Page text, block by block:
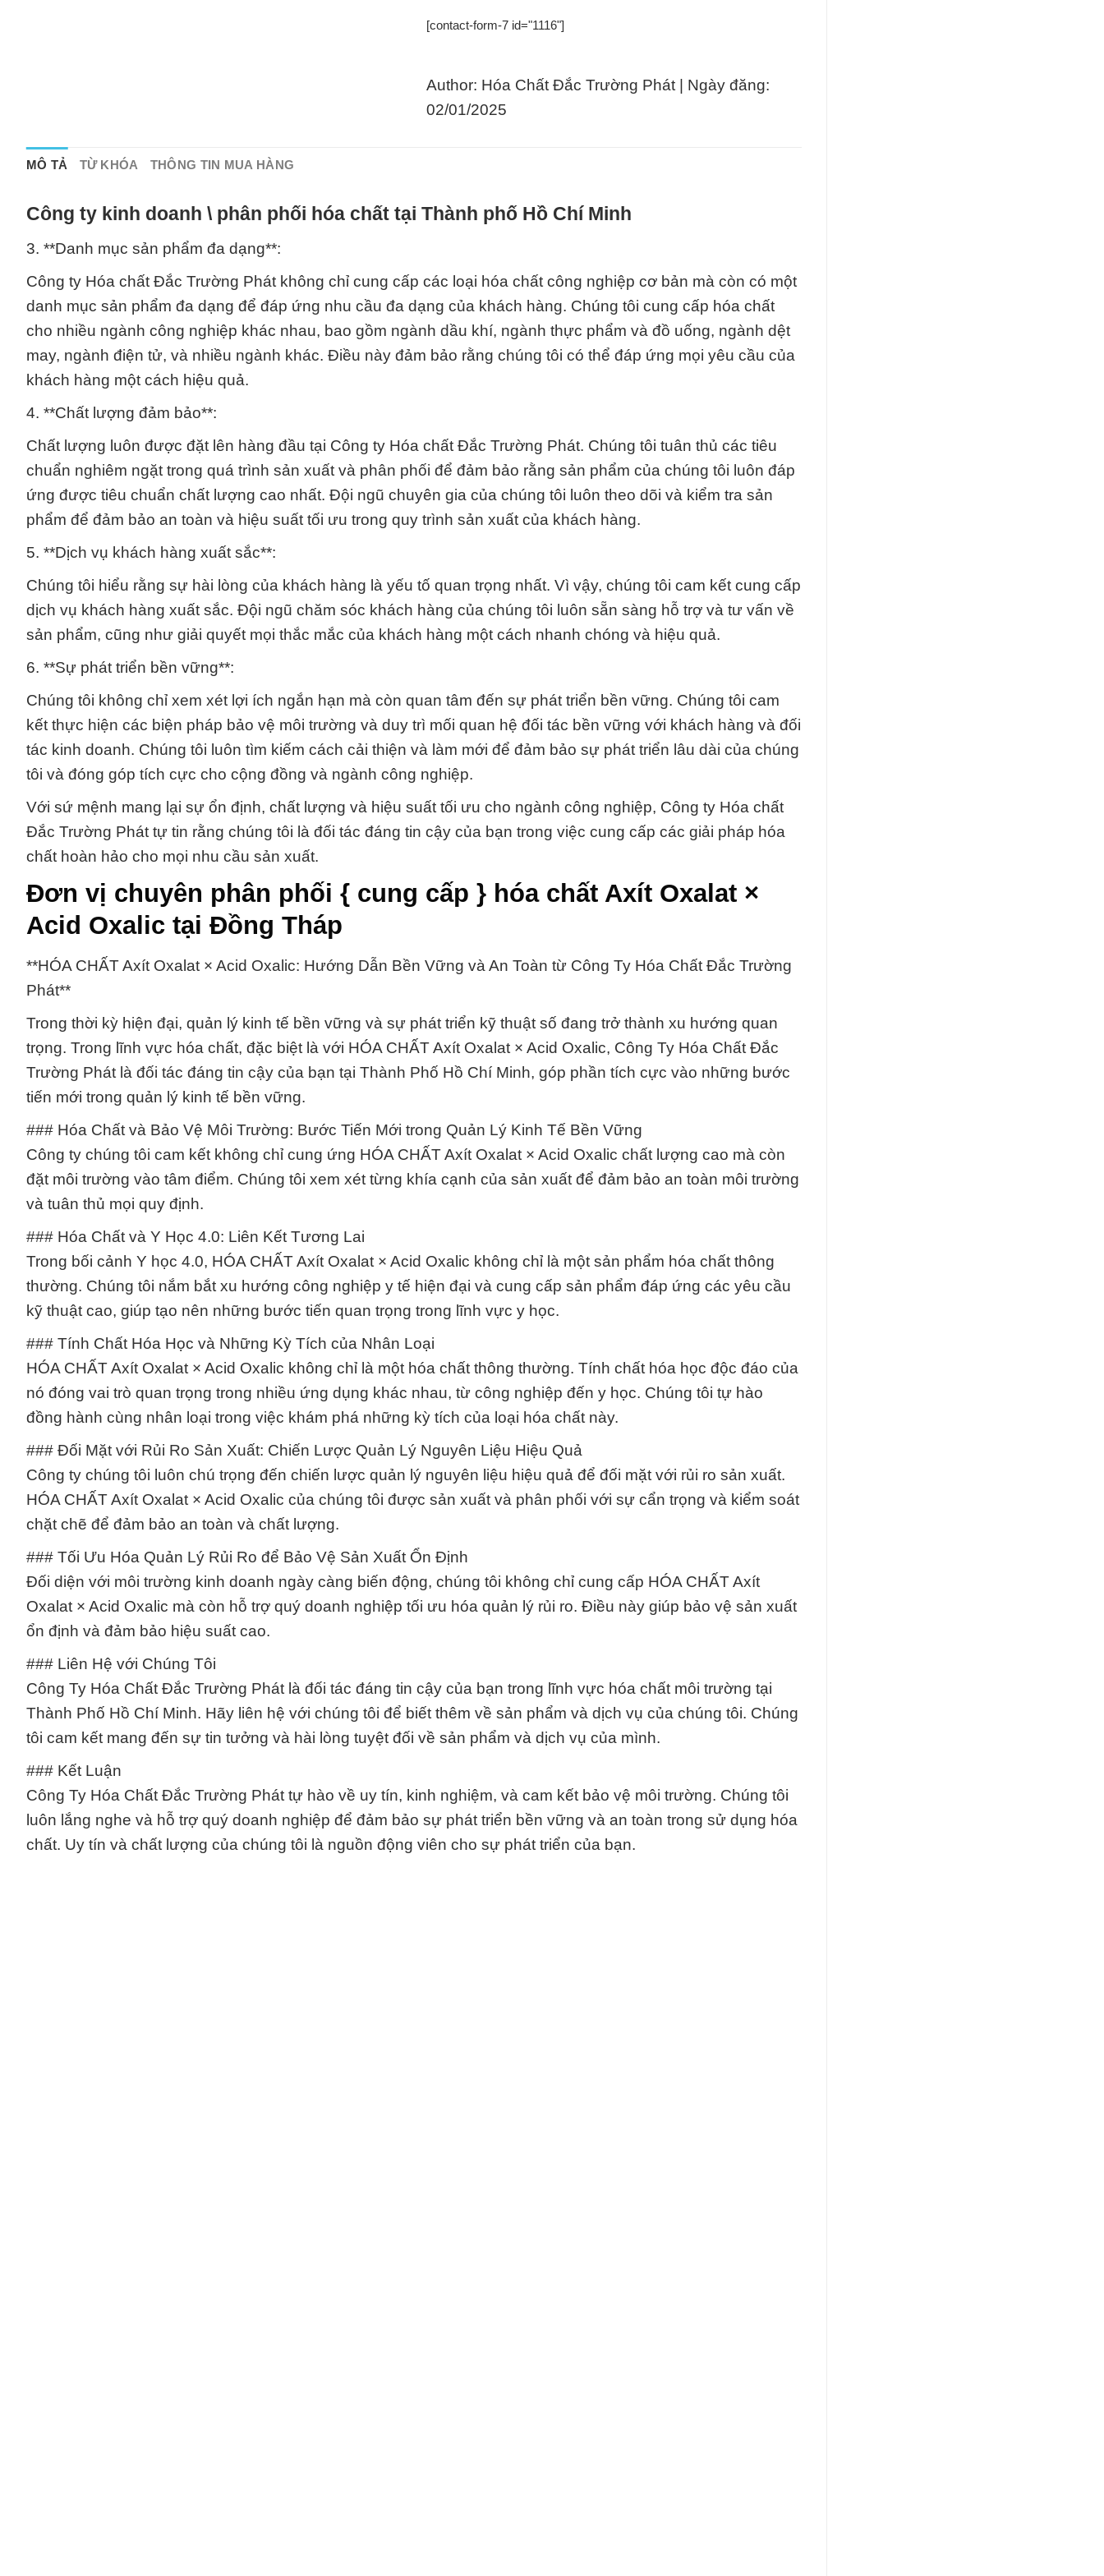
[contact-form-7 id="1116"]
Author: Hóa Chất Đắc Trường Phát | Ngày đăng:
02/01/2025
MÔ TẢ TỪ KHÓA THÔNG TIN MUA HÀNG
Công ty kinh doanh \ phân phối hóa chất tại Thành phố Hồ Chí Minh
3. **Danh mục sản phẩm đa dạng**:
Công ty Hóa chất Đắc Trường Phát không chỉ cung cấp các loại hóa chất công nghiệp cơ bản mà còn có một
danh mục sản phẩm đa dạng để đáp ứng nhu cầu đa dạng của khách hàng. Chúng tôi cung cấp hóa chất
cho nhiều ngành công nghiệp khác nhau, bao gồm ngành dầu khí, ngành thực phẩm và đồ uống, ngành dệt
may, ngành điện tử, và nhiều ngành khác. Điều này đảm bảo rằng chúng tôi có thể đáp ứng mọi yêu cầu của
khách hàng một cách hiệu quả.
4. **Chất lượng đảm bảo**:
Chất lượng luôn được đặt lên hàng đầu tại Công ty Hóa chất Đắc Trường Phát. Chúng tôi tuân thủ các tiêu
chuẩn nghiêm ngặt trong quá trình sản xuất và phân phối để đảm bảo rằng sản phẩm của chúng tôi luôn đáp
ứng được tiêu chuẩn chất lượng cao nhất. Đội ngũ chuyên gia của chúng tôi luôn theo dõi và kiểm tra sản
phẩm để đảm bảo an toàn và hiệu suất tối ưu trong quy trình sản xuất của khách hàng.
5. **Dịch vụ khách hàng xuất sắc**:
Chúng tôi hiểu rằng sự hài lòng của khách hàng là yếu tố quan trọng nhất. Vì vậy, chúng tôi cam kết cung cấp
dịch vụ khách hàng xuất sắc. Đội ngũ chăm sóc khách hàng của chúng tôi luôn sẵn sàng hỗ trợ và tư vấn về
sản phẩm, cũng như giải quyết mọi thắc mắc của khách hàng một cách nhanh chóng và hiệu quả.
6. **Sự phát triển bền vững**:
Chúng tôi không chỉ xem xét lợi ích ngắn hạn mà còn quan tâm đến sự phát triển bền vững. Chúng tôi cam
kết thực hiện các biện pháp bảo vệ môi trường và duy trì mối quan hệ đối tác bền vững với khách hàng và đối
tác kinh doanh. Chúng tôi luôn tìm kiếm cách cải thiện và làm mới để đảm bảo sự phát triển lâu dài của chúng
tôi và đóng góp tích cực cho cộng đồng và ngành công nghiệp.
Với sứ mệnh mang lại sự ổn định, chất lượng và hiệu suất tối ưu cho ngành công nghiệp, Công ty Hóa chất
Đắc Trường Phát tự tin rằng chúng tôi là đối tác đáng tin cậy của bạn trong việc cung cấp các giải pháp hóa
chất hoàn hảo cho mọi nhu cầu sản xuất.
Đơn vị chuyên phân phối { cung cấp } hóa chất Axít Oxalat ×
Acid Oxalic tại Đồng Tháp
**HÓA CHẤT Axít Oxalat × Acid Oxalic: Hướng Dẫn Bền Vững và An Toàn từ Công Ty Hóa Chất Đắc Trường
Phát**
Trong thời kỳ hiện đại, quản lý kinh tế bền vững và sự phát triển kỹ thuật số đang trở thành xu hướng quan
trọng. Trong lĩnh vực hóa chất, đặc biệt là với HÓA CHẤT Axít Oxalat × Acid Oxalic, Công Ty Hóa Chất Đắc
Trường Phát là đối tác đáng tin cậy của bạn tại Thành Phố Hồ Chí Minh, góp phần tích cực vào những bước
tiến mới trong quản lý kinh tế bền vững.
### Hóa Chất và Bảo Vệ Môi Trường: Bước Tiến Mới trong Quản Lý Kinh Tế Bền Vững
Công ty chúng tôi cam kết không chỉ cung ứng HÓA CHẤT Axít Oxalat × Acid Oxalic chất lượng cao mà còn
đặt môi trường vào tâm điểm. Chúng tôi xem xét từng khía cạnh của sản xuất để đảm bảo an toàn môi trường
và tuân thủ mọi quy định.
### Hóa Chất và Y Học 4.0: Liên Kết Tương Lai
Trong bối cảnh Y học 4.0, HÓA CHẤT Axít Oxalat × Acid Oxalic không chỉ là một sản phẩm hóa chất thông
thường. Chúng tôi nắm bắt xu hướng công nghiệp y tế hiện đại và cung cấp sản phẩm đáp ứng các yêu cầu
kỹ thuật cao, giúp tạo nên những bước tiến quan trọng trong lĩnh vực y học.
### Tính Chất Hóa Học và Những Kỳ Tích của Nhân Loại
HÓA CHẤT Axít Oxalat × Acid Oxalic không chỉ là một hóa chất thông thường. Tính chất hóa học độc đáo của
nó đóng vai trò quan trọng trong nhiều ứng dụng khác nhau, từ công nghiệp đến y học. Chúng tôi tự hào
đồng hành cùng nhân loại trong việc khám phá những kỳ tích của loại hóa chất này.
### Đối Mặt với Rủi Ro Sản Xuất: Chiến Lược Quản Lý Nguyên Liệu Hiệu Quả
Công ty chúng tôi luôn chú trọng đến chiến lược quản lý nguyên liệu hiệu quả để đối mặt với rủi ro sản xuất.
HÓA CHẤT Axít Oxalat × Acid Oxalic của chúng tôi được sản xuất và phân phối với sự cẩn trọng và kiểm soát
chặt chẽ để đảm bảo an toàn và chất lượng.
### Tối Ưu Hóa Quản Lý Rủi Ro để Bảo Vệ Sản Xuất Ổn Định
Đối diện với môi trường kinh doanh ngày càng biến động, chúng tôi không chỉ cung cấp HÓA CHẤT Axít
Oxalat × Acid Oxalic mà còn hỗ trợ quý doanh nghiệp tối ưu hóa quản lý rủi ro. Điều này giúp bảo vệ sản xuất
ổn định và đảm bảo hiệu suất cao.
### Liên Hệ với Chúng Tôi
Công Ty Hóa Chất Đắc Trường Phát là đối tác đáng tin cậy của bạn trong lĩnh vực hóa chất môi trường tại
Thành Phố Hồ Chí Minh. Hãy liên hệ với chúng tôi để biết thêm về sản phẩm và dịch vụ của chúng tôi. Chúng
tôi cam kết mang đến sự tin tưởng và hài lòng tuyệt đối về sản phẩm và dịch vụ của mình.
### Kết Luận
Công Ty Hóa Chất Đắc Trường Phát tự hào về uy tín, kinh nghiệm, và cam kết bảo vệ môi trường. Chúng tôi
luôn lắng nghe và hỗ trợ quý doanh nghiệp để đảm bảo sự phát triển bền vững và an toàn trong sử dụng hóa
chất. Uy tín và chất lượng của chúng tôi là nguồn động viên cho sự phát triển của bạn.